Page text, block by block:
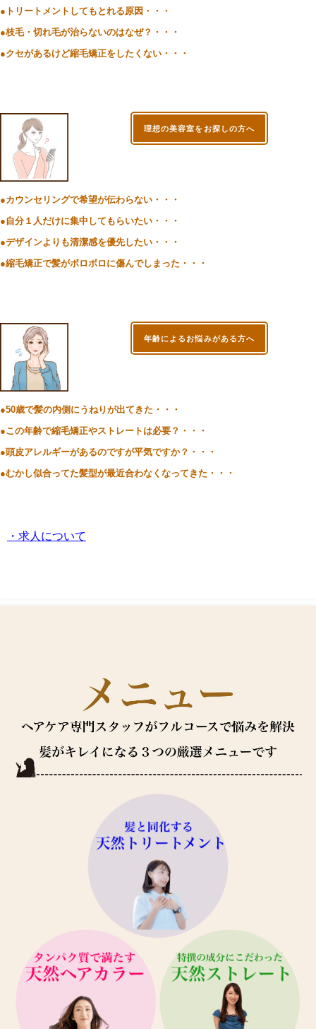
●トリートメントしてもとれる原因・・・
●枝毛・切れ毛が治らないのはなぜ？・・・
●クセがあるけど縮毛矯正をしたくない・・・
理想の美容室をお探しの方へ
●カウンセリングで希望が伝わらない・・・
●自分１人だけに集中してもらいたい・・・
●デザインよりも清潔感を優先したい・・・
●縮毛矯正で髪がボロボロに傷んでしまった・・・
年齢によるお悩みがある方へ
●50歳で髪の内側にうねりが出てきた・・・
●この年齢で縮毛矯正やストレートは必要？・・・
●頭皮アレルギーがあるのですが平気ですか？・・・
●むかし似合ってた髪型が最近合わなくなってきた・・・
・求人について